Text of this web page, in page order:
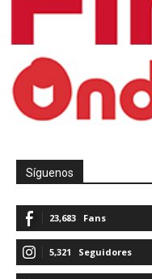
Síguenos
23,683 Fans
5,321 Seguidores